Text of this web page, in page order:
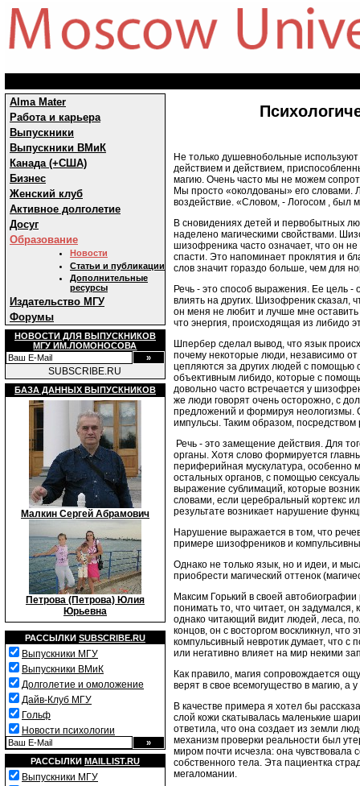
Alma Mater
Работа и карьера
Выпускники
Выпускники ВМиК
Канада (+США)
Бизнес
Женский клуб
Активное долголетие
Досуг
Образование
Новости
Статьи и публикации
Дополнительные
ресурсы
Издательство МГУ
Форумы
НОВОСТИ ДЛЯ ВЫПУСКНИКОВ
МГУ ИМ.ЛОМОНОСОВА
SUBSCRIBE.RU
БАЗА ДАННЫХ ВЫПУСКНИКОВ
Малкин Сергей Абрамович
Петрова (Петрова) Юлия
Юрьевна
РАССЫЛКИ SUBSCRIBE.RU
Выпускники МГУ
Выпускники ВМиК
Долголетие и омоложение
Дайв-Клуб МГУ
Гольф
Новости психологии
РАССЫЛКИ MAILLIST.RU
Выпускники МГУ
Не только душевнобольные
действием и действием,
магию. Очень часто мы не можем
Мы просто «околдованы» его словами.
воздействие. «Словом, - Логосом , был
В сновидениях детей и первобытных
наделено магическими свойствами.
шизофреника часто означает, что он
спасти. Это напоминает проклятия и
слов значит гораздо больше, чем для
Речь - это способ выражения. Ее цель -
влиять на других. Шизофреник сказал,
он меня не любит и лучше мне
что энергия, происходящая из либидо
Шпербер сделал вывод, что язык
почему некоторые люди, независимо
цепляются за других людей с помощью
объективным либидо, которые с
довольно часто встречается у
же люди говорят очень осторожно, с
предложений и формируя неологизмы.
импульсы. Таким образом, посредством
Речь - это замещение действия. Для
органы. Хотя слово формируется
периферийная мускулатура, особенно
остальных органов, с помощью
выражение сублимаций, которые
словами, если церебральный кортекс
результате возникает нарушение
Нарушение выражается в том, что
примере шизофреников и
Однако не только язык, но и идеи, и
приобрести магический оттенок
Максим Горький в своей автобиографии
понимать то, что читает, он задумался,
однако читающий видит людей, леса,
концов, он с восторгом воскликнул,
компульсивный невротик думает, что с
или негативно влияет на мир некими
Как правило, магия сопровождается
верят в свое всемогущество в магию,
В качестве примера я хотел бы
слой кожи скатывалась маленькие
ответила, что она создает из земли
механизм проверки реальности был
миром почти исчезла: она чувствовала
собственного тела. Эта пациентка
мегаломании.